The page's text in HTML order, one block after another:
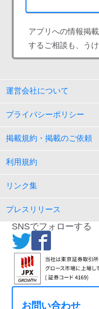
アプリへの情報掲
するご相談も、う
運営会社について
プライバシーポリシー
掲載規約・掲載のご依頼
利用規約
リンク集
プレスリリース
SNSでフォローする
お問い合わせ